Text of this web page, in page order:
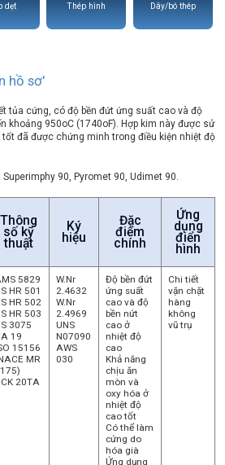
dẹt Thép hình Dây/bó thép
hồ sơ'
tủa cứng, có độ bền đứt ứng suất cao và độ
khoảng 950oC (1740oF). Hợp kim này được sử
đã được chứng minh trong điều kiện nhiệt độ
90, Pyromet 90, Udimet 90.
Thông
số kỹ
thuật
Ký
hiệu
Đặc
điểm
chính
Ứng
dụng
điển
hình
5829
HR 501
HR 502
HR 503
3075
19
15156
MR
20TA
W.Nr
2.4632
W.Nr
2.4969
UNS
N07090
AWS
030
Độ bền đứt
ứng suất
cao và độ
bền nứt
cao ở
nhiệt độ
cao
Khả năng
chịu ăn
mòn và
oxy hóa ở
nhiệt độ
cao tốt
Có thể làm
cứng do
hóa già
Ứng dụng
Chi tiết
vặn chặt
hàng
không
vũ trụ